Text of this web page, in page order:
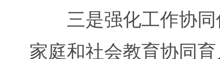
三是强化工作协同
家庭和社会教育协同